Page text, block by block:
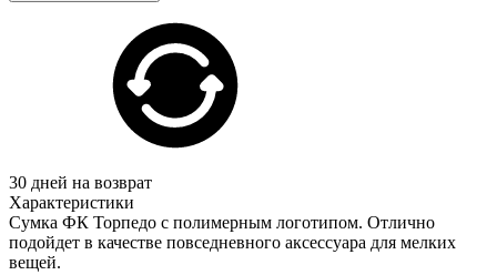
30 дней на возврат
Характеристики
Сумка ФК Торпедо с полимерным логотипом. Отлично
подойдет в качестве повседневного аксессуара для мелких
вещей.